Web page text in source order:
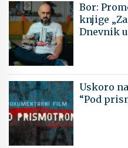
Bor:
knjige
Dnevnik
Uskoro
“Pod